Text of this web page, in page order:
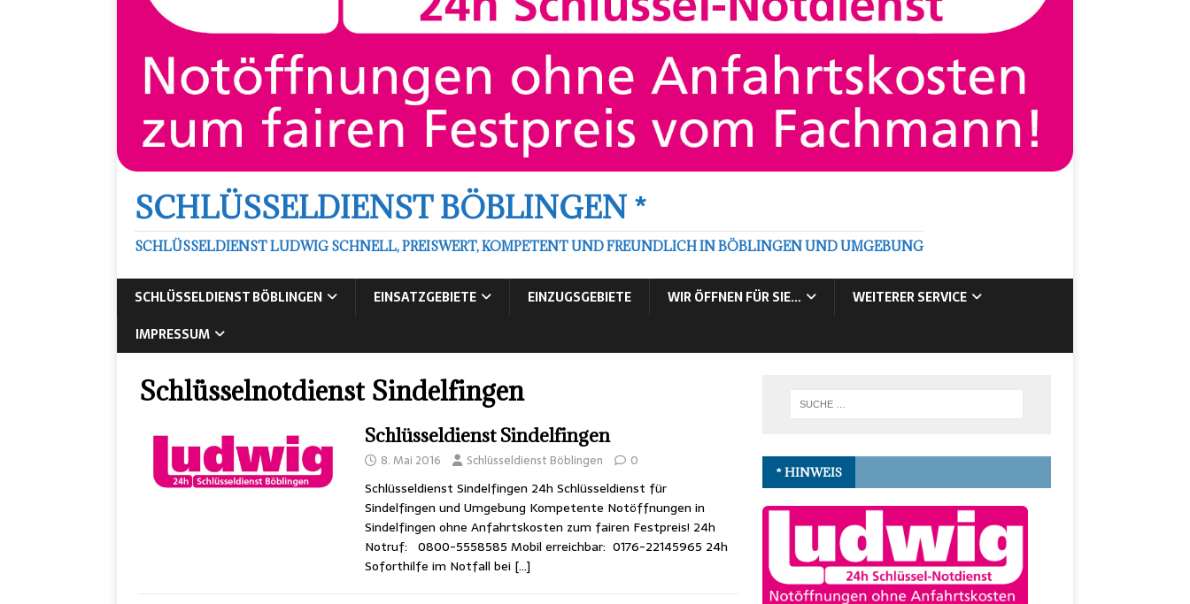
SCHLÜSSELDIENST BÖBLINGEN *
SCHLÜSSELDIENST LUDWIG SCHNELL, PREISWERT, KOMPETENT UND FREUNDLICH IN BÖBLINGEN UND UMGEBUNG
SCHLÜSSELDIENST BÖBLINGEN EINSATZGEBIETE EINZUGSGEBIETE WIR ÖFFNEN FÜR SIE…
WEITERER SERVICE
IMPRESSUM
Schlüsselnotdienst Sindelfingen
Schlüsseldienst Sindelfingen
8. Mai 2016 Schlüsseldienst Böblingen 0
Schlüsseldienst Sindelfingen 24h Schlüsseldienst für
Sindelfingen und Umgebung Kompetente Notöffnungen in
Sindelfingen ohne Anfahrtskosten zum fairen Festpreis! 24h
Notruf: 0800-5558585 Mobil erreichbar: 0176-22145965 24h
Soforthilfe im Notfall bei […]
* HINWEIS